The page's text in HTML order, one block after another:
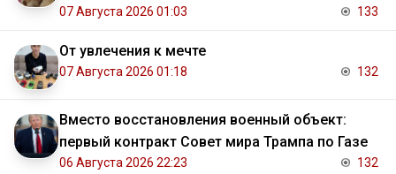
07 Августа 2026 01:03 133
От увлечения к мечте
07 Августа 2026 01:18 132
Вместо восстановления военный объект:
первый контракт Совет мира Трампа по Газе
06 Августа 2026 22:23 132